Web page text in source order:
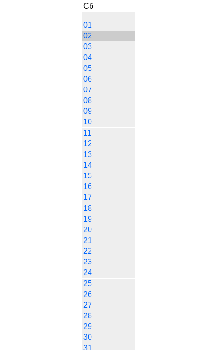
Сб
01
02
03
04
05
06
07
08
09
10
11
12
13
14
15
16
17
18
19
20
21
22
23
24
25
26
27
28
29
30
31